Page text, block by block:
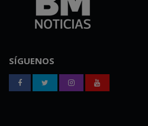
SÍGUENOS